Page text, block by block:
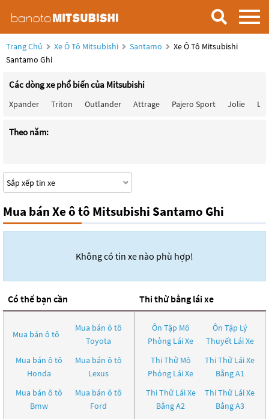
Trang Chủ Xe Ô Tô Mitsubishi Santamo
Xe Ô Tô Mitsubishi
Santamo Ghi
Các dòng xe phổ biến của Mitsubishi
Xpander Triton Outlander Attrage Pajero Sport Jolie
Theo năm:
Mua bán Xe ô tô Mitsubishi Santamo Ghi
Không có tin xe nào phù hợp!
Có thể bạn cần
Mua bán ô tô
Mua bán ô tô
Toyota
Mua bán ô tô
Honda
Mua bán ô tô
Lexus
Mua bán ô tô
Bmw
Mua bán ô tô
Ford
Thi thử bằng lái xe
Ôn Tập Mô
Phỏng Lái Xe
Ôn Tập Lý
Thuyết Lái Xe
Thi Thử Mô
Phỏng Lái Xe
Thi Thử Lái Xe
Bằng A1
Thi Thử Lái Xe
Bằng A2
Thi Thử Lái Xe
Bằng A3